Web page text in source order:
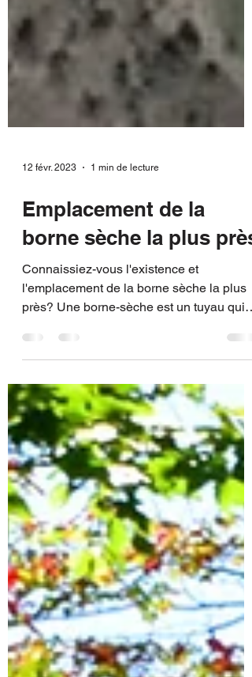
12 févr. 2023 1 min de lecture
Emplacement de la
borne sèche la plus près
Connaissiez-vous l'existence et
près? Une borne-sèche est un tuyau qui
donne une prise d'eau...